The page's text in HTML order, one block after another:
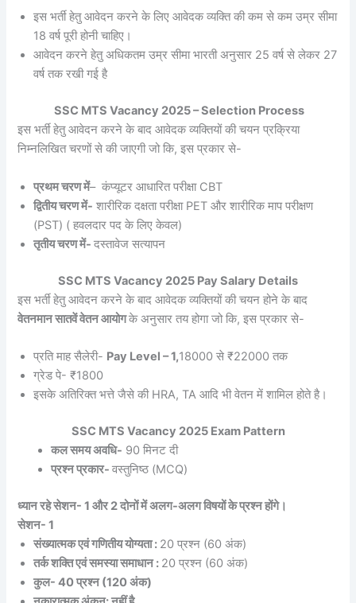
इस भर्ती हेतु आवेदन करने के लिए आवेदक व्यक्ति की कम से कम उम्र सीमा
18 वर्ष पूरी होनी चाहिए।
आवेदन करने हेतु अधिकतम उम्र सीमा भारती अनुसार 25 वर्ष से लेकर 27
वर्ष तक रखी गई है
SSC MTS Vacancy 2025 – Selection Process
इस भर्ती हेतु आवेदन करने के बाद आवेदक व्यक्तियों की चयन प्रक्रिया
निम्नलिखित चरणों से की जाएगी जो कि, इस प्रकार से-
प्रथम चरण में– कंप्यूटर आधारित परीक्षा CBT
द्वितीय चरण में- शारीरिक दक्षता परीक्षा PET और शारीरिक माप परीक्षण
(PST) ( हवलदार पद के लिए केवल)
तृतीय चरण में-दस्तावेज सत्यापन
SSC MTS Vacancy 2025 Pay Salary Details
इस भर्ती हेतु आवेदन करने के बाद आवेदक व्यक्तियों की चयन होने के बाद
वेतनमान सातवें वेतन आयोगके अनुसार तय होगा जो कि, इस प्रकार से-
प्रति माह सैलेरी- Pay Level – 1,18000 से ₹22000 तक
ग्रेड पे- ₹1800
इसके अतिरिक्त भत्ते जैसे की HRA, TA आदि भी वेतन में शामिल होते है।
SSC MTS Vacancy 2025 Exam Pattern
कल समय अवधि- 90 मिनट दी
प्रश्न प्रकार-वस्तुनिष्ठ (MCQ)
ध्यान रहे सेशन- 1 और 2 दोनों में अलग-अलग विषयों के प्रश्न होंगे।
सेशन- 1
संख्यात्मक एवं गणितीय योग्यता : 20 प्रश्न (60 अंक)
तर्क शक्ति एवं समस्या समाधान : 20 प्रश्न (60 अंक)
कुल- 40 प्रश्न (120 अंक)